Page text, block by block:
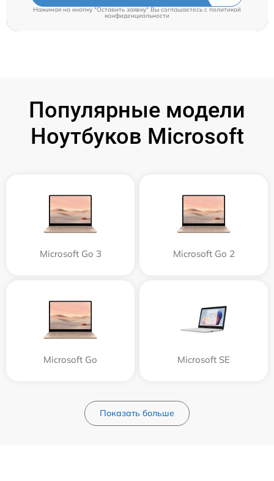
Нажимая на кнопку "Оставить заявку" Вы соглашаетесь cполитикой
конфиденциальности
Популярные модели
Ноутбуков Microsoft
Microsoft Go 3 Microsoft Go 2
Microsoft Go Microsoft SE
Показать больше